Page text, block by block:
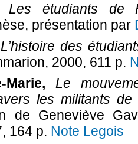
Les étudiants de
présentation par
L’histoire des
2000, 611 p.
Marie, Le
les militants de
de Geneviève
164 p. Note Legois